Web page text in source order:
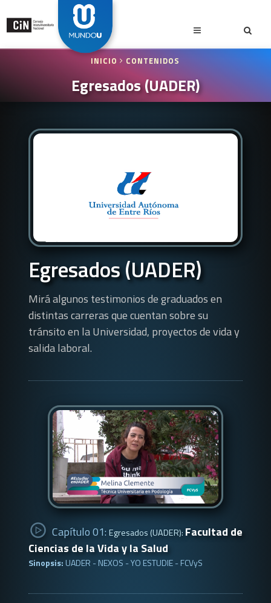
INICIO CONTENIDOS
Egresados (UADER)
Egresados (UADER)
Mirá algunos testimonios de graduados en
distintas carreras que cuentan sobre su
tránsito en la Universidad, proyectos de vida y
salida laboral.
Capítulo 01: Egresados (UADER): Facultad de
Ciencias de la Vida y la Salud
Sinopsis: UADER - NEXOS - YO ESTUDIE - FCVyS